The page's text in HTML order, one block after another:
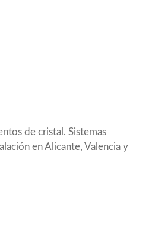
de cristal. Sistemas
en Alicante, Valencia y